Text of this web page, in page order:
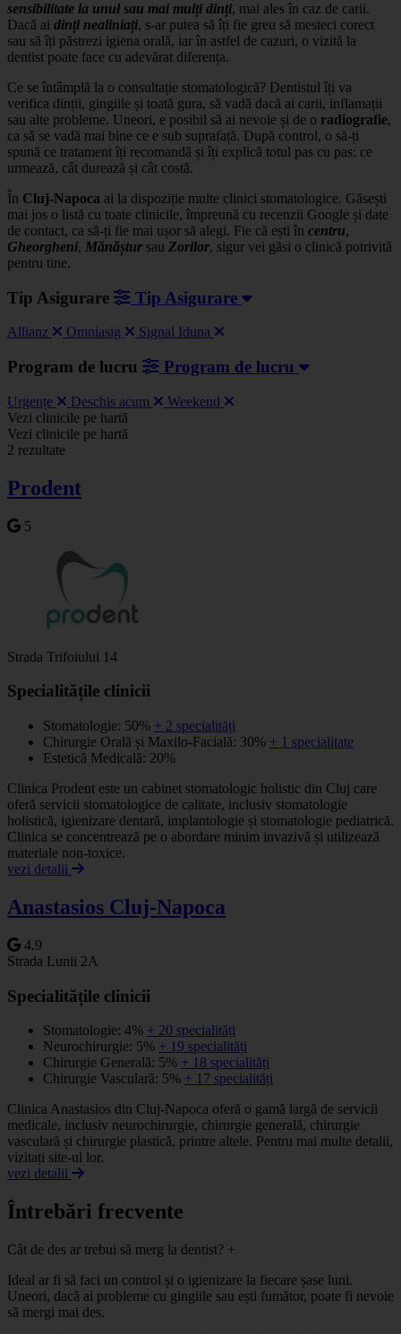
sensibilitate la unul sau mai mulți dinți, mai ales în caz de carii.
Dacă ai dinți nealiniați, s-ar putea să îți fie greu să mesteci corect
sau să îți păstrezi igiena orală, iar în astfel de cazuri, o vizită la
dentist poate face cu adevărat diferența.
Ce se întâmplă la o consultație stomatologică? Dentistul îți va
verifica dinții, gingiile și toată gura, să vadă dacă ai carii, inflamații
sau alte probleme. Uneori, e posibil să ai nevoie și de o radiografie,
ca să se vadă mai bine ce e sub suprafață. După control, o să-ți
spună ce tratament îți recomandă și îți explică totul pas cu pas: ce
urmează, cât durează și cât costă.
În Cluj-Napoca ai la dispoziție multe clinici stomatologice. Găsești
mai jos o listă cu toate clinicile, împreună cu recenzii Google și date
de contact, ca să-ți fie mai ușor să alegi. Fie că ești în centru,
Gheorgheni, Mănăștur sau Zorilor, sigur vei găsi o clinică potrivită
pentru tine.
Tip Asigurare Tip Asigurare
Allianz Omniasig Signal Iduna
Program de lucru Program de lucru
Urgențe Deschis acum Weekend
+
−
Vezi clinicile pe hartă
Vezi clinicile pe hartă
2 rezultate
Prodent
5
Strada Trifoiului 14
Specialitățile clinicii
Stomatologie: 50% + 2 specialități
Chirurgie Orală și Maxilo-Facială: 30% + 1 specialitate
Estetică Medicală: 20%
Clinica Prodent este un cabinet stomatologic holistic din Cluj care
oferă servicii stomatologice de calitate, inclusiv stomatologie
holistică, igienizare dentară, implantologie și stomatologie pediatrică.
Clinica se concentrează pe o abordare minim invazivă și utilizează
materiale non-toxice.
vezi detalii
Anastasios Cluj-Napoca
4.9
Strada Lunii 2A
Specialitățile clinicii
Stomatologie: 4% + 20 specialități
Neurochirurgie: 5% + 19 specialități
Chirurgie Generală: 5% + 18 specialități
Chirurgie Vasculară: 5% + 17 specialități
Clinica Anastasios din Cluj-Napoca oferă o gamă largă de servicii
medicale, inclusiv neurochirurgie, chirurgie generală, chirurgie
vasculară și chirurgie plastică, printre altele. Pentru mai multe detalii,
vizitați site-ul lor.
vezi detalii
Întrebări frecvente
Cât de des ar trebui să merg la dentist? +
Ideal ar fi să faci un control și o igienizare la fiecare șase luni.
Uneori, dacă ai probleme cu gingiile sau ești fumător, poate fi nevoie
să mergi mai des.